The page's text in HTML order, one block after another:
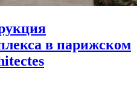
в парижском